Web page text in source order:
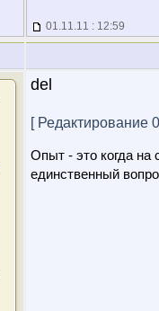
01.11.11 : 12:59
del
[ Редактирование
Опыт - это когда на
единственный